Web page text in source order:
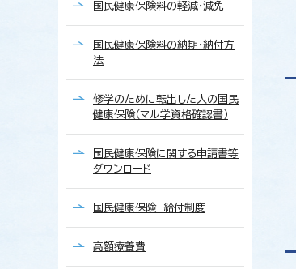
国民健康保険料の軽減・減免
国民健康保険料の納期・納付方
法
修学のために転出した人の国民
健康保険（マル学資格確認書）
国民健康保険に関する申請書等
ダウンロード
国民健康保険 給付制度
高額療養費